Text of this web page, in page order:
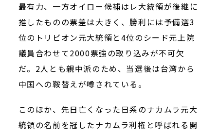
最有力、一方オイロー候補はレ大統領が後継に
推したものの票差は大きく、勝利には予備選3
位のトリビオン元大統領と 4位のシード元上院
議員合わせて2000票強の取り込みが不可欠
だ。 2人とも親中派のため、当選後は台湾から
中国への鞍替えが噂されている。
このほか、先日亡くなった日系のナカムラ元大
統領の名前を冠したナカムラ利権と呼ばれる開